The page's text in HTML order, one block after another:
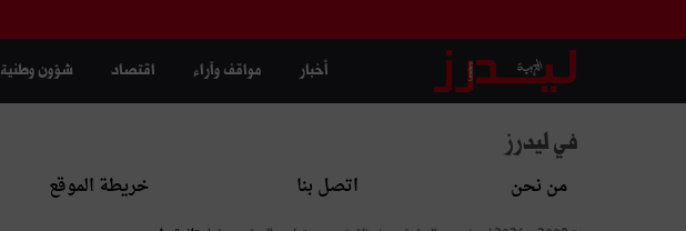
أخبار مواقف وآراء اقتصاد شؤون وطنية
في ليدرز
من نحن اتصل بنا خريطة الموقع